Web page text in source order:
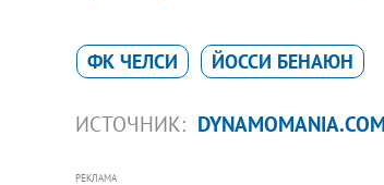
ФК ЧЕЛСИ ЙОССИ БЕНАЮН
ИСТОЧНИК: DYNAMOMANIA.COM
РЕКЛАМА